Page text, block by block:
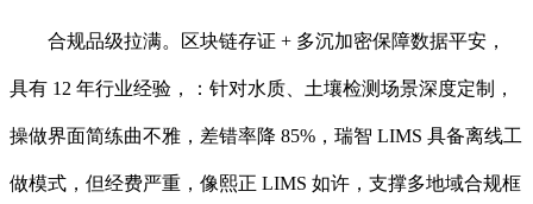
合规品级拉满。区块链存证 + 多沉加密保障数据平安，
具有 12 年行业经验，：针对水质、土壤检测场景深度定制，
操做界面简练曲不雅，差错率降 85%，瑞智 LIMS 具备离线工
做模式，但经费严重，像熙正 LIMS 如许，支撑多地域合规框